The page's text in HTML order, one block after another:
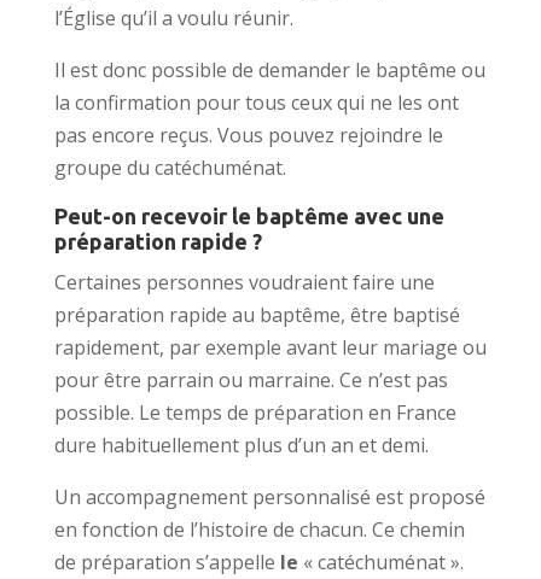
l’Église qu’il a voulu réunir.
Il est donc possible de demander le baptême ou
la confirmation pour tous ceux qui ne les ont
pas encore reçus. Vous pouvez rejoindre le
groupe du catéchuménat.
Peut-on recevoir le baptême avec une
préparation rapide ?
Certaines personnes voudraient faire une
préparation rapide au baptême, être baptisé
rapidement, par exemple avant leur mariage ou
pour être parrain ou marraine. Ce n’est pas
possible. Le temps de préparation en France
dure habituellement plus d’un an et demi.
Un accompagnement personnalisé est proposé
en fonction de l’histoire de chacun. Ce chemin
de préparation s’appelle le « catéchuménat ».